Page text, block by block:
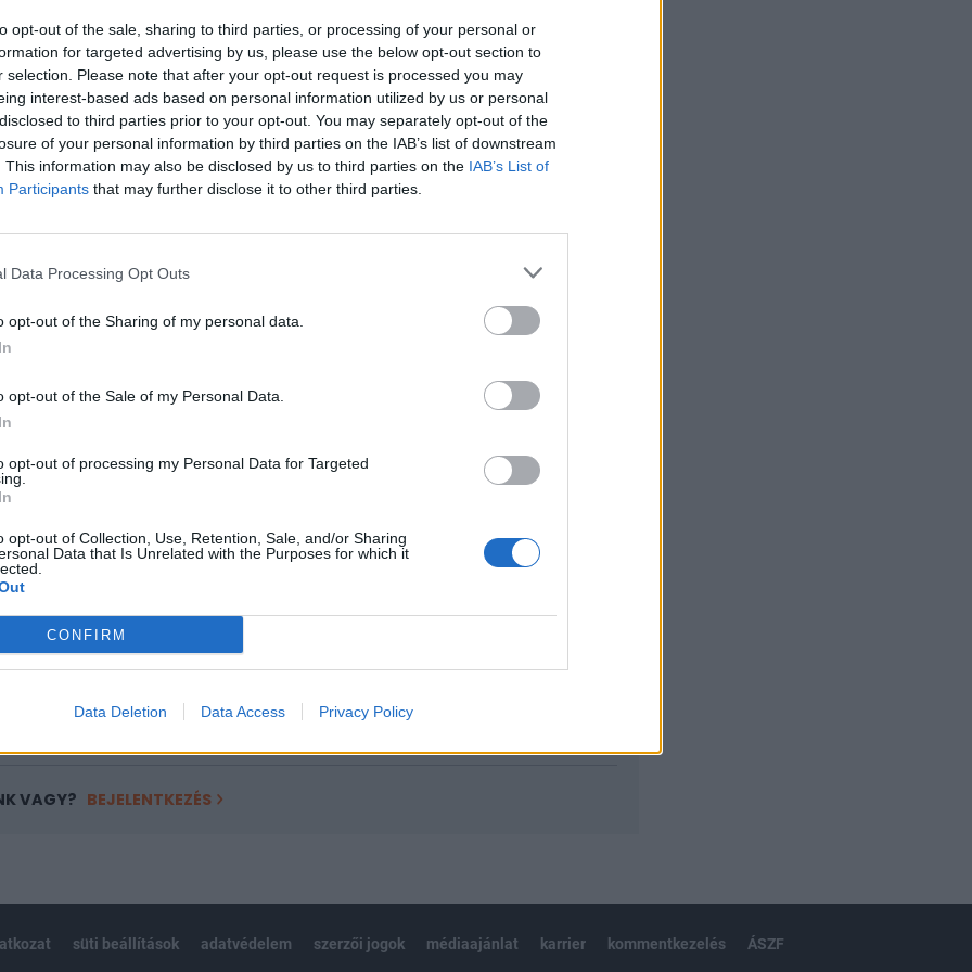
opt-out of the sale, sharing to third parties, or processing of your personal or
for targeted advertising by us, please use the below opt-out section to
selection. Please note that after your opt-out request is processed you may
interest-based ads based on personal information utilized by us or personal
to third parties prior to your opt-out. You may separately opt-out of the
of your personal information by third parties on the IAB’s list of downstream
This information may also be disclosed by us to third parties on the IAB’s List of
Participants that may further disclose it to other third parties.
Data Processing Opt Outs
opt-out of the Sharing of my personal data.
opt-out of the Sale of my Personal Data.
opt-out of processing my Personal Data for Targeted
opt-out of Collection, Use, Retention, Sale, and/or Sharing
Data that Is Unrelated with the Purposes for which it
CONFIRM
Data Deletion Data Access Privacy Policy
állami védelmi vállalat december 3-án új információkat tett
légvédelmi rakétarendszerről. A NATO által SA-27 Gullum
rendszer a Buk család legújabb generációja, amely állítólag képes a
előrelépést jelenthet az orosz légvédelmi technológiában, ha a
nem túlzások. A rendszer a gyártó szerint 65 kilométeres hatótávolsággal
ellen, míg taktikai ballisztikus rakétákat akár 50 kilométeres távolságból is
lefedettségét tekintve 10 métertől 25 kilométeres...
tartalmazza:
cikkarchívum
elmúlt 2 év napon belüli
Előfizetés
VAGY? BEJELENTKEZÉS
süti beállítások adatvédelem szerzői jogok médiaajánlat karrier kommentkezelés ÁSZF